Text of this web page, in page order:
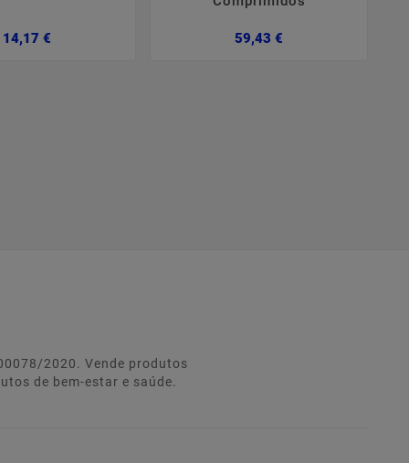
14,17 € 59,43 €
2020. Vende produtos
de bem-estar e saúde.